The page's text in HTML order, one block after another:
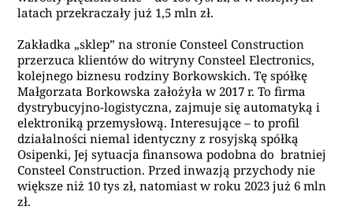
latach przekraczały już 1,5 mln zł.
Zakładka „sklep” na stronie Consteel Construction
przerzuca klientów do witryny Consteel Electronics,
kolejnego biznesu rodziny Borkowskich. Tę spółkę
Małgorzata Borkowska założyła w 2017 r. To firma
dystrybucyjno-logistyczna, zajmuje się automatyką i
elektroniką przemysłową. Interesujące – to profil
działalności niemal identyczny z rosyjską spółką
Osipenki, Jej sytuacja finansowa podobna do bratniej
Consteel Construction. Przed inwazją przychody nie
większe niż 10 tys zł, natomiast w roku 2023 już 6 mln
zł.